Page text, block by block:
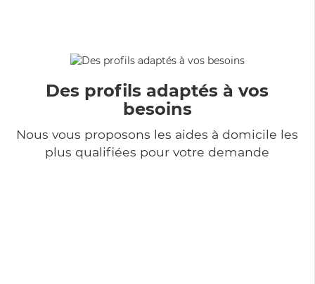
Des profils adaptés à vos
besoins
Nous vous proposons les aides à domicile les
plus qualifiées pour votre demande